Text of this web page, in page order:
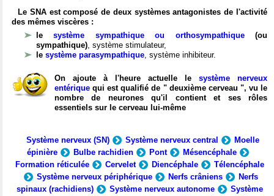
Le SNA est composé de deux systèmes antagonistes de l'activité
des mêmes viscères :
lesystème sympathique ou orthosympathique(ou
sympathique), système stimulateur,
le système parasympathique, système inhibiteur.
On ajoute à l'heure actuelle le système nerveux
entérique qui est qualifié de " deuxième cerveau ", vu le
nombre de neurones qu'il contient et ses rôles
essentiels sur le cerveau lui-même
Système nerveux (SN) Système nerveux central
Moelle
épinière
Bulbe rachidien Pont
Mésencéphale
Formation réticulée
Cervelet Diencéphale
Télencéphale
Système nerveux périphérique
Nerfs crâniens
Nerfs
spinaux (rachidiens)
Système nerveux autonome
Système